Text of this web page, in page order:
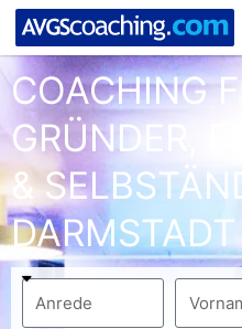
COACHING
GRÜNDER,
&
DARMSTADT